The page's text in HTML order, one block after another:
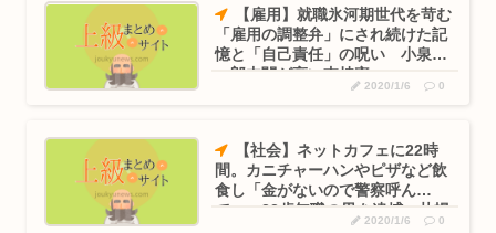
【雇用】就職氷河期世代を苛む
「雇用の調整弁」にされ続けた記
憶と「自己責任」の呪い 小泉純
一郎内閣が高い支持率
2020/1/6 0
【社会】ネットカフェに22時
間。カニチャーハンやピザなど飲
食し「金がないので警察呼ん
で」。22歳無職の男を逮捕。札幌
2020/1/6 0